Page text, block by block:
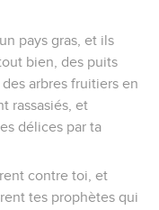
pays gras, et ils
bien, des puits
arbres fruitiers en
rassasiés, et
délices par ta
contre toi, et
tes prophètes qui